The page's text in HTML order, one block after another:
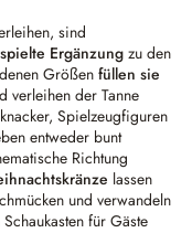
sind
Ergänzungzu den
Größenfüllen sie
verleihen der Tanne
Spielzeugfiguren
entweder bunt
Richtung
lassen
und verwandeln
für Gäste